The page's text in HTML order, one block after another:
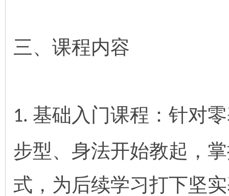
三、课程内容
1. 基础入门课程：针对
步型、身法开始教起，
式，为后续学习打下坚